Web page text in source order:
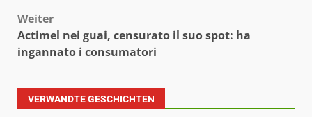
Weiter
Actimel nei guai, censurato il suo spot: ha
ingannato i consumatori
VERWANDTE GESCHICHTEN